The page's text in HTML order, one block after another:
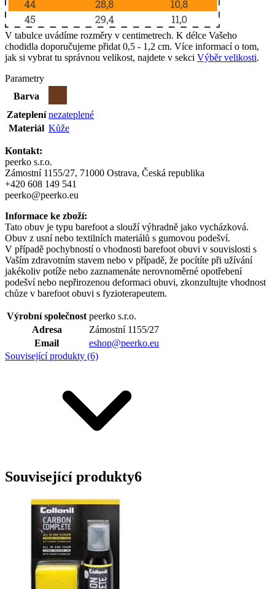
V tabulce uvádíme rozměry v centimetrech. K délce Vašeho
chodidla doporučujeme přidat 0,5 - 1,2 cm. Více informací o tom,
jak si vybrat tu správnou velikost, najdete v sekci Výběr velikosti.
Parametry
Barva
Zateplení nezateplené
Materiál Kůže
Kontakt:
peerko s.r.o.
Zámostní 1155/27, 71000 Ostrava, Česká republika
+420 608 149 541
peerko@peerko.eu
Informace ke zboží:
Tato obuv je typu barefoot a slouží výhradně jako vycházková.
Obuv z usní nebo textilních materiálů s gumovou podešví.
V případě pochybností o vhodnosti barefoot obuvi v souvislosti s
Vaším zdravotním stavem nebo v případě, že pocítíte při užívání
jakékoliv potíže nebo zaznamenáte nerovnoměrné opotřebení
podešví nebo nepřirozenou deformaci obuvi, zkonzultujte vhodnost
chůze v barefoot obuvi s fyzioterapeutem.
Výrobní společnost peerko s.r.o.
Adresa
Zámostní 1155/27
Email
eshop@peerko.eu
Související produkty (6)
Související produkty6